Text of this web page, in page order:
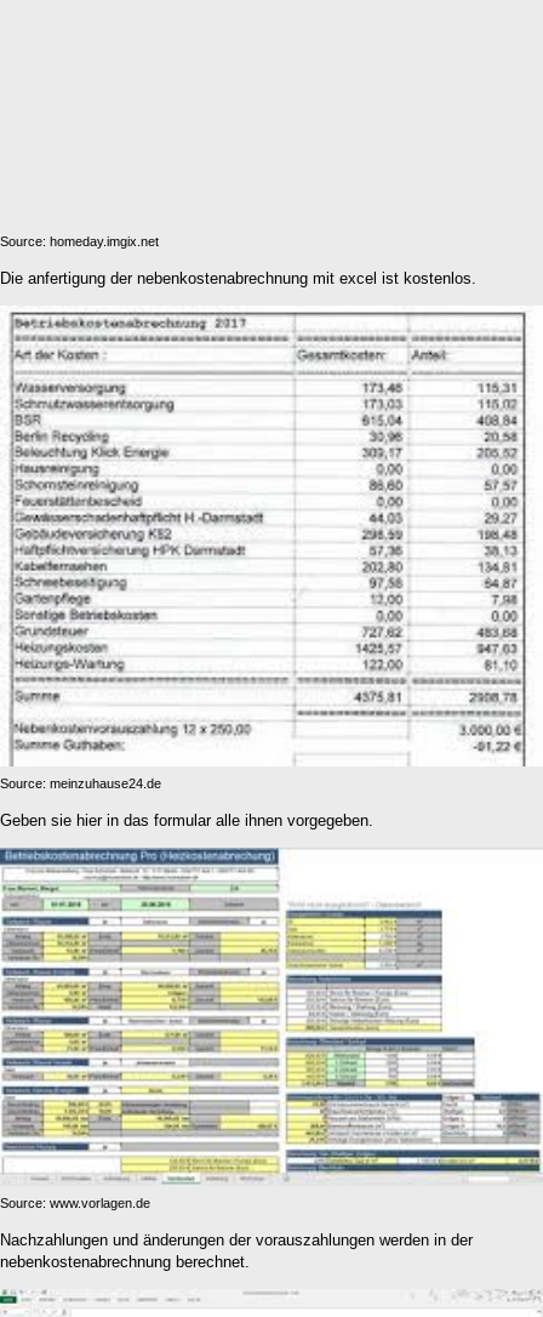
Source: homeday.imgix.net
Die anfertigung der nebenkostenabrechnung mit excel ist kostenlos.
Source: meinzuhause24.de
Geben sie hier in das formular alle ihnen vorgegeben.
Source: www.vorlagen.de
Nachzahlungen und änderungen der vorauszahlungen werden in der
nebenkostenabrechnung berechnet.